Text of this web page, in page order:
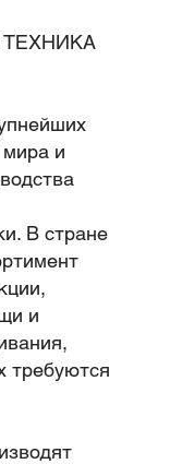
мира и
В стране
и
требуются